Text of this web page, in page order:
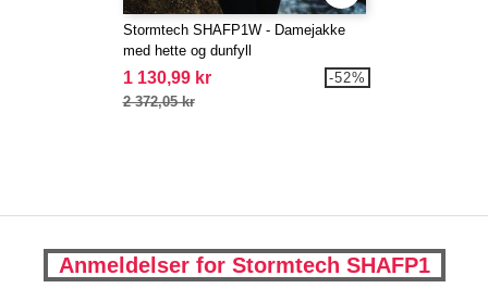
Stormtech SHAFP1W - Damejakke
med hette og dunfyll
1 130,99 kr
2 372,05 kr
-52%
Anmeldelser for Stormtech SHAFP1